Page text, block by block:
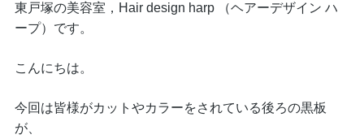
東戸塚の美容室，Hair design harp （ヘアーデザイン ハ
ープ）です。
こんにちは。
今回は皆様がカットやカラーをされている後ろの黒板
が、